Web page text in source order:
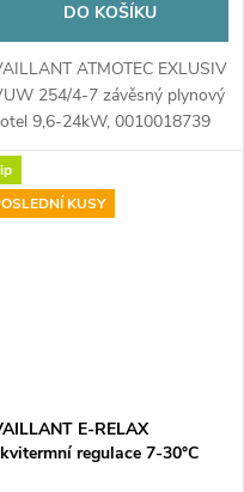
DO KOŠÍKU
ATMOTEC EXLUSIV
254/4-7 závěsný plynový
9,6-24kW, 0010018739
KUSY
E-RELAX
regulace 7-30°C